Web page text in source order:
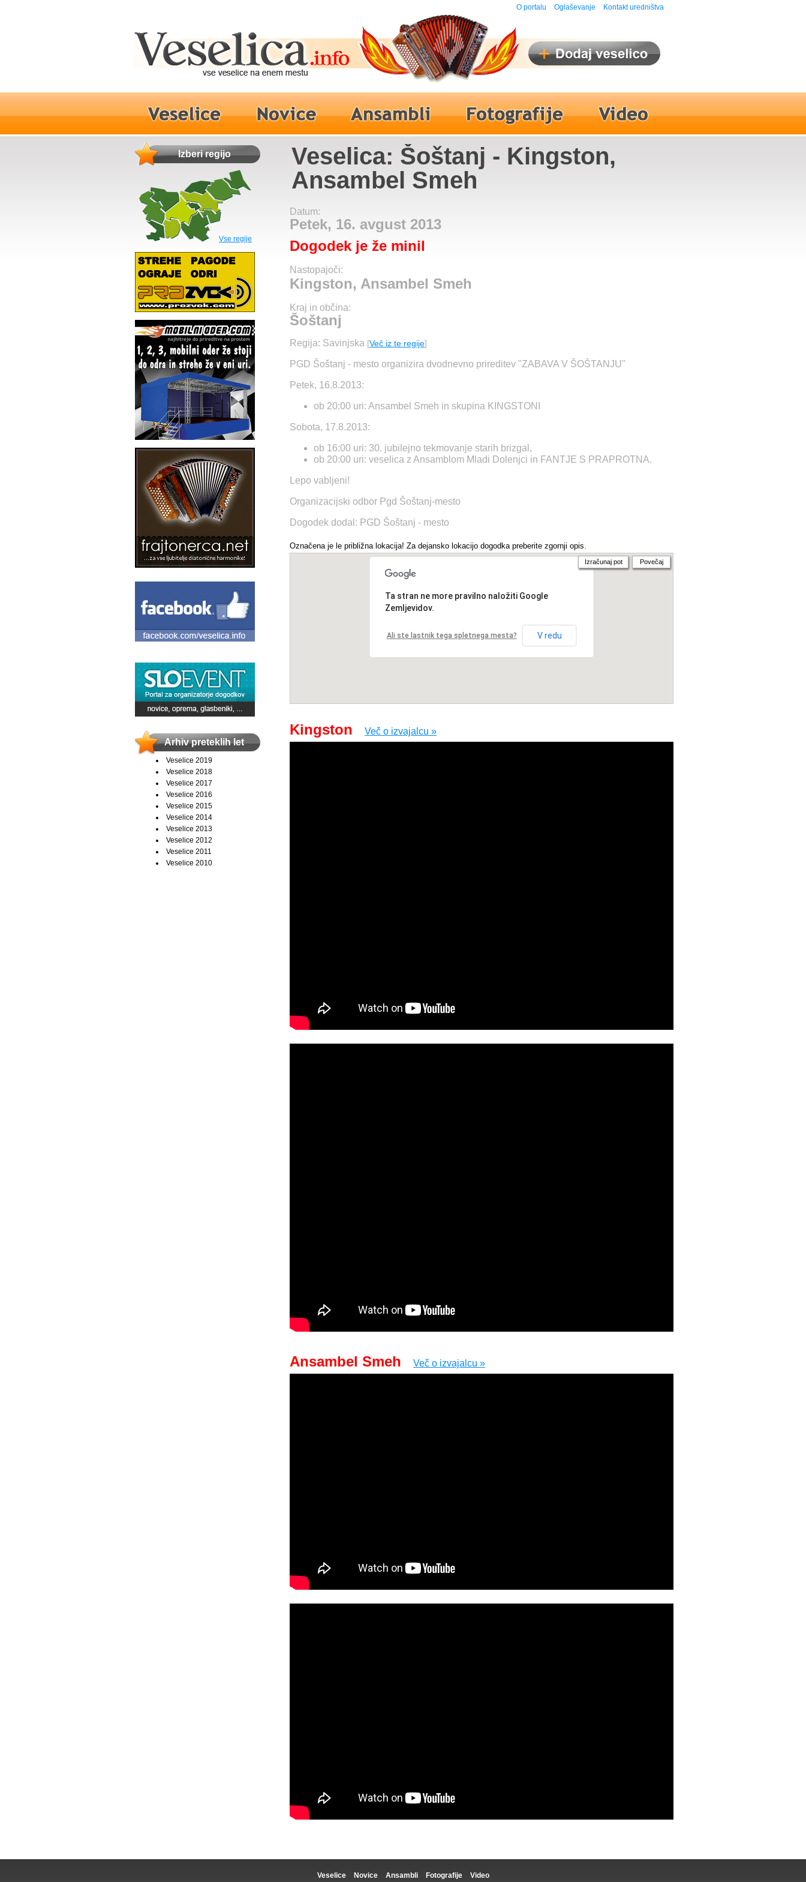
O portalu Oglaševanje Kontakt uredništva
Izberi regijo
Vse regije
Arhiv preteklih let
Veselice 2019
Veselice 2018
Veselice 2017
Veselice 2016
Veselice 2015
Veselice 2014
Veselice 2013
Veselice 2012
Veselice 2011
Veselice 2010
Veselica: Šoštanj - Kingston,
Ansambel Smeh
Datum:
Petek, 16. avgust 2013
Dogodek je že minil
Nastopajoči:
Kingston, Ansambel Smeh
Kraj in občina:
Šoštanj
Regija: Savinjska [Več iz te regije]
PGD Šoštanj - mesto organizira dvodnevno prireditev "ZABAVA V ŠOŠTANJU"
Petek, 16.8.2013:
ob 20:00 uri: Ansambel Smeh in skupina KINGSTONI
Sobota, 17.8.2013:
ob 16:00 uri: 30. jubilejno tekmovanje starih brizgal,
ob 20:00 uri: veselica z Ansamblom Mladi Dolenjci in FANTJE S PRAPROTNA.
Lepo vabljeni!
Organizacijski odbor Pgd Šoštanj-mesto
Dogodek dodal: PGD Šoštanj - mesto
Označena je le približna lokacija! Za dejansko lokacijo dogodka preberite zgornji opis.
Ta stran ne more pravilno naložiti Google
Zemljevidov.
Ali ste lastnik tega spletnega mesta? V redu
Izračunaj pot Povečaj
Kingston Več o izvajalcu »
Ansambel Smeh Več o izvajalcu »
Veselice Novice Ansambli Fotografije Video